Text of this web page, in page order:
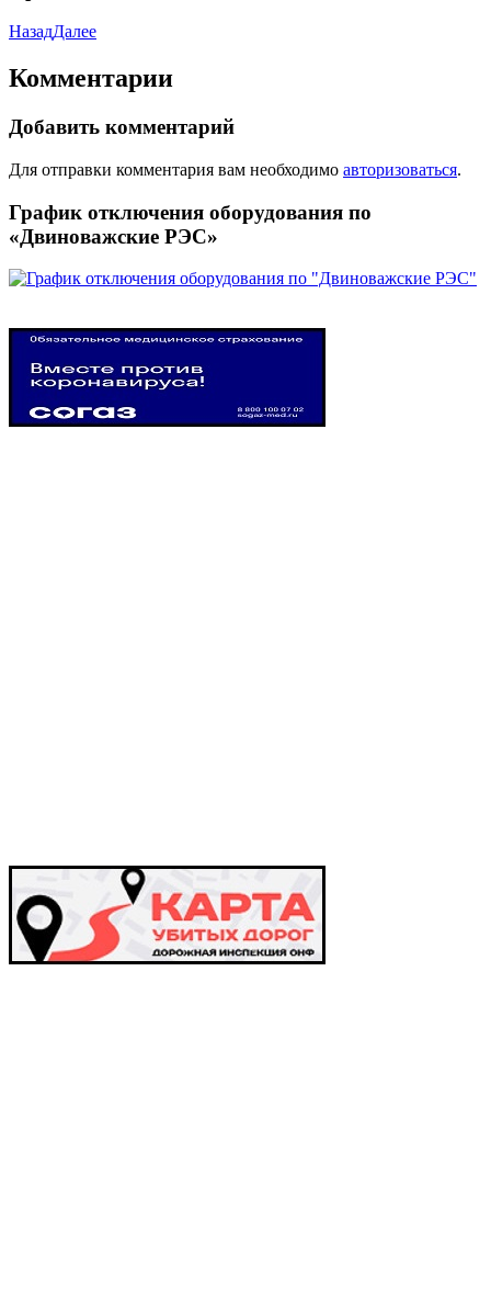
НазадДалее
Комментарии
Добавить комментарий
Для отправки комментария вам необходимо авторизоваться.
График отключения оборудования по
«Двиноважские РЭС»